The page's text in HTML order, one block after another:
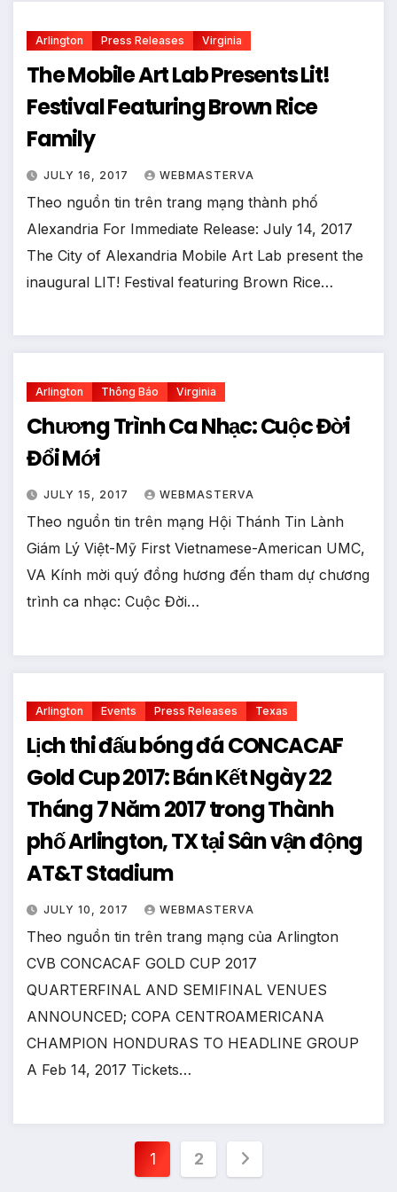
Arlington Press Releases Virginia
The Mobile Art Lab Presents Lit!
Festival Featuring Brown Rice
Family
JULY 16, 2017 WEBMASTERVA
Theo nguồn tin trên trang mạng thành phố
Alexandria For Immediate Release: July 14, 2017
The City of Alexandria Mobile Art Lab present the
inaugural LIT! Festival featuring Brown Rice…
Arlington Thông Báo Virginia
Chương Trình Ca Nhạc: Cuộc Đời
Đổi Mới
JULY 15, 2017 WEBMASTERVA
Theo nguồn tin trên mạng Hội Thánh Tin Lành
Giám Lý Việt-Mỹ First Vietnamese-American UMC,
VA Kính mời quý đồng hương đến tham dự chương
trình ca nhạc: Cuộc Đời…
Arlington Events Press Releases Texas
Lịch thi đấu bóng đá CONCACAF
Gold Cup 2017: Bán Kết Ngày 22
Tháng 7 Năm 2017 trong Thành
phố Arlington, TX tại Sân vận động
AT&T Stadium
JULY 10, 2017 WEBMASTERVA
Theo nguồn tin trên trang mạng của Arlington
CVB CONCACAF GOLD CUP 2017
QUARTERFINAL AND SEMIFINAL VENUES
ANNOUNCED; COPA CENTROAMERICANA
CHAMPION HONDURAS TO HEADLINE GROUP
A Feb 14, 2017 Tickets…
Posts
1 2